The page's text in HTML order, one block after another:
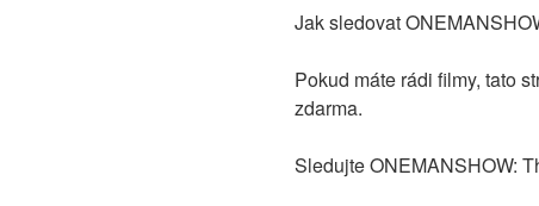
Jak sledovat
Pokud máte rádi filmy, tato
zdarma.
Sledujte ONEMANSHOW: